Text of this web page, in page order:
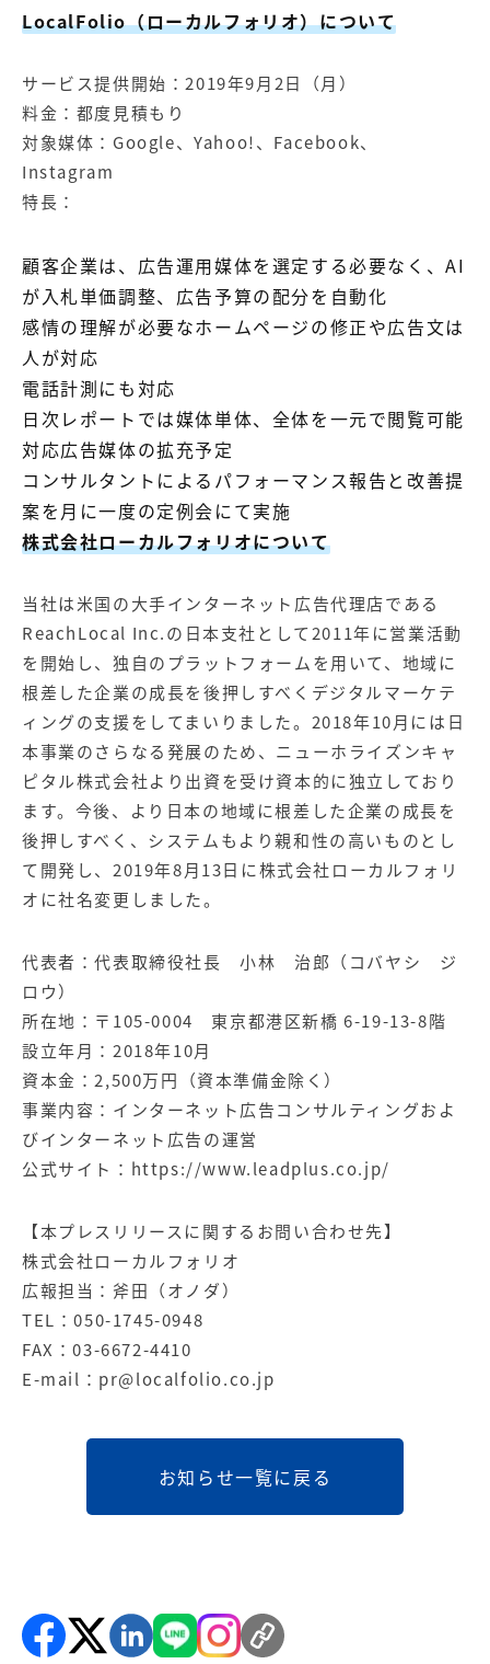
LocalFolio（ローカルフォリオ）について
サービス提供開始：2019年9月2日（月）
料金：都度見積もり
対象媒体：Google、Yahoo!、Facebook、
Instagram
特長：
顧客企業は、広告運用媒体を選定する必要なく、AI
が入札単価調整、広告予算の配分を自動化
感情の理解が必要なホームページの修正や広告文は
人が対応
電話計測にも対応
日次レポートでは媒体単体、全体を一元で閲覧可能
対応広告媒体の拡充予定
コンサルタントによるパフォーマンス報告と改善提
案を月に一度の定例会にて実施
株式会社ローカルフォリオについて
当社は米国の大手インターネット広告代理店である
ReachLocal Inc.の日本支社として2011年に営業活動
を開始し、独自のプラットフォームを用いて、地域に
根差した企業の成長を後押しすべくデジタルマーケテ
ィングの支援をしてまいりました。2018年10月には日
本事業のさらなる発展のため、ニューホライズンキャ
ピタル株式会社より出資を受け資本的に独立しており
ます。今後、より日本の地域に根差した企業の成長を
後押しすべく、システムもより親和性の高いものとし
て開発し、2019年8月13日に株式会社ローカルフォリ
オに社名変更しました。
代表者：代表取締役社長 小林 治郎（コバヤシ ジ
ロウ）
所在地：〒105-0004 東京都港区新橋 6-19-13-8階
設立年月：2018年10月
資本金：2,500万円（資本準備金除く）
事業内容：インターネット広告コンサルティングおよ
びインターネット広告の運営
公式サイト： https://www.leadplus.co.jp/
【本プレスリリースに関するお問い合わせ先】
株式会社ローカルフォリオ
広報担当：斧田（オノダ）
TEL：050-1745-0948
FAX：03-6672-4410
E-mail： pr@localfolio.co.jp
お知らせ一覧に戻る